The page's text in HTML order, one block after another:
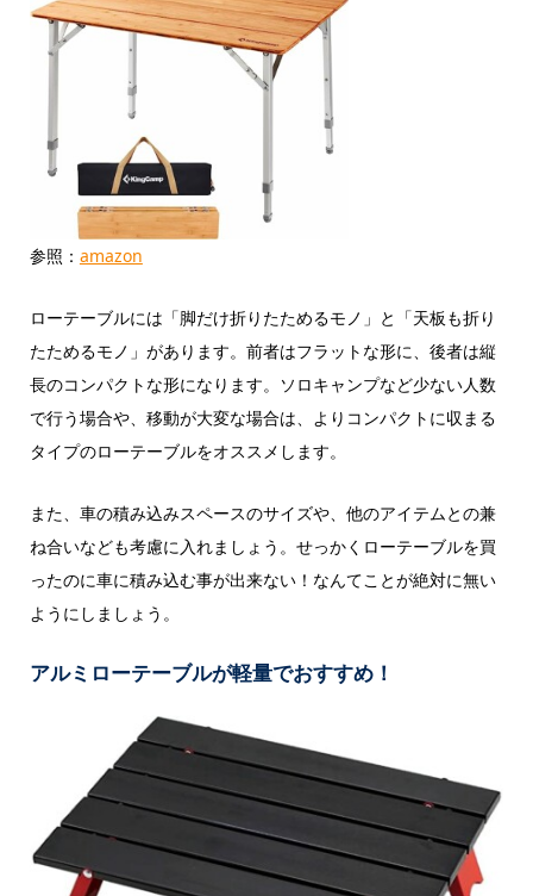
参照： amazon
ローテーブルには「脚だけ折りたためるモノ」と「天板も折り
たためるモノ」があります。前者はフラットな形に、後者は縦
長のコンパクトな形になります。ソロキャンプなど少ない人数
で行う場合や、移動が大変な場合は、よりコンパクトに収まる
タイプのローテーブルをオススメします。
また、車の積み込みスペースのサイズや、他のアイテムとの兼
ね合いなども考慮に入れましょう。せっかくローテーブルを買
ったのに車に積み込む事が出来ない！なんてことが絶対に無い
ようにしましょう。
アルミローテーブルが軽量でおすすめ！